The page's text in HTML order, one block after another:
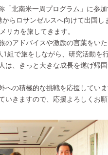
「北南米一周プログラム」に参
らロサンゼルスへ向けて出国し
リカを旅してきます。
アドバイスや激励の言葉をいた
組で旅をしながら、研究活動を
は、きっと大きな成長を遂げ帰
の積極的な挑戦を応援していま
いきますので、応援よろしくお願